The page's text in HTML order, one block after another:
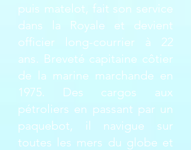
puis matelot, fait son service
dans la Royale et devient
officier long-courrier à 22
ans. Breveté capitaine côtier
de la marine marchande en
1975. Des cargos aux
pétroliers en passant par un
paquebot, il navigue sur
toutes les mers du globe et